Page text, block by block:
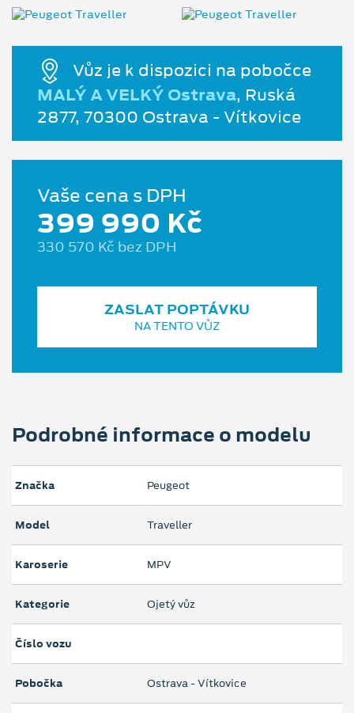
Vůz je k dispozici na pobočce
MALÝ A VELKÝ Ostrava, Ruská
2877, 70300 Ostrava - Vítkovice
Vaše cena s DPH
399 990 Kč
330 570 Kč bez DPH
ZASLAT POPTÁVKU
NA TENTO VŮZ
Podrobné informace o modelu
Značka Peugeot
Model Traveller
Karoserie MPV
Kategorie Ojetý vůz
Číslo vozu
Pobočka Ostrava - Vítkovice